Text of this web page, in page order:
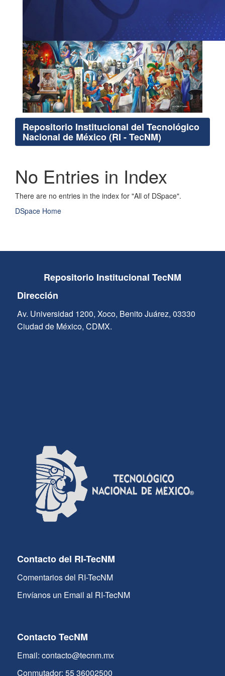
Repositorio Institucional del Tecnológico
Nacional de México (RI - TecNM)
No Entries in Index
There are no entries in the index for "All of DSpace".
DSpace Home
Repositorio Institucional TecNM
Dirección
Av. Universidad 1200, Xoco, Benito Juárez, 03330
Ciudad de México, CDMX.
Contacto del RI-TecNM
Comentarios del RI-TecNM
Envíanos un Email al RI-TecNM
Contacto TecNM
Email: contacto@tecnm.mx
Conmutador: 55 36002500